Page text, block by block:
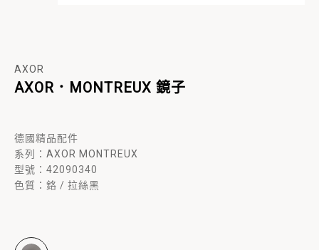
AXOR
AXOR．MONTREUX 鏡子
德國精品配件
系列： AXOR MONTREUX
型號：42090340
色質：鉻 / 拉絲黑